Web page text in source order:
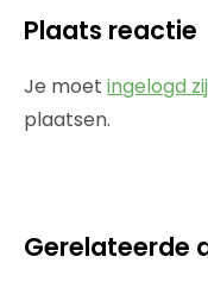
Plaats reactie
Je moet ingelogd
plaatsen.
Gerelateerde